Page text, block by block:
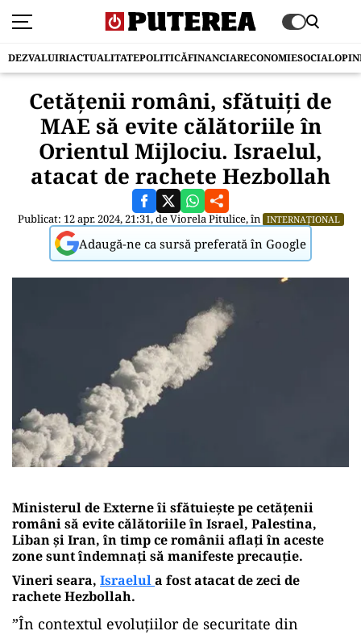
DEZVALUIRIACTUALITATEPOLITICĂFINANCIARECONOMIESOCIAL
Cetăţenii români, sfătuiți de
MAE să evite călătoriile în
Orientul Mijlociu. Israelul,
atacat de rachete Hezbollah
Publicat: 12 apr. 2024, 21:31, deViorela Pitulice, în INTERNAȚIONAL
Adaugă-ne ca sursă preferată în Google
Ministerul de Externe îi sfătuiește pe cetăţenii
români să evite călătoriile în Israel, Palestina,
Liban şi Iran, în timp ce românii aflaţi în aceste
zone sunt îndemnaţi să manifeste precauţie.
Vineri seara, Israelula fost atacat de zeci de
rachete Hezbollah.
”În contextul evoluţiilor de securitate din